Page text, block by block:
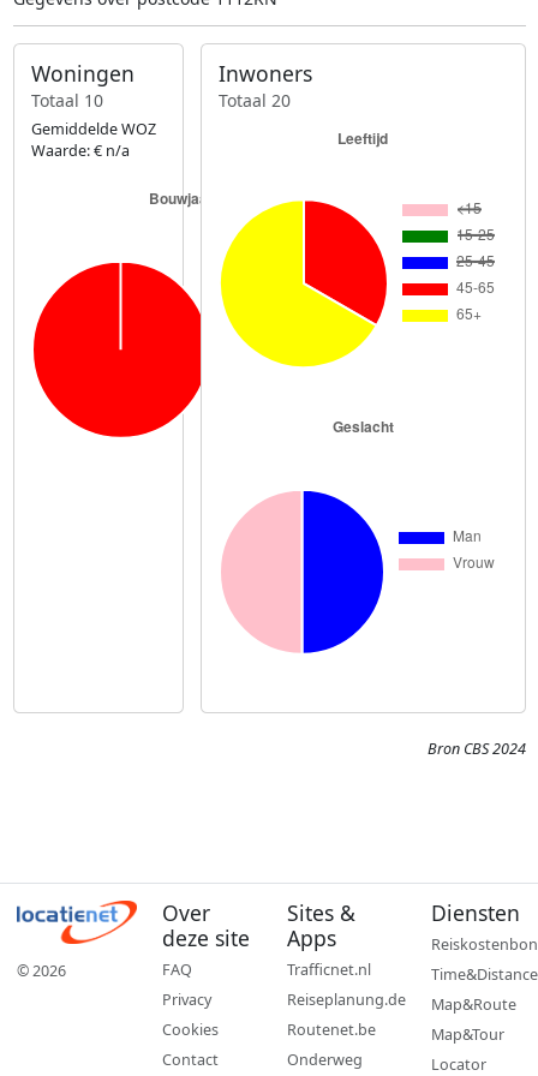
Woningen
Totaal 10
Gemiddelde WOZ
Waarde: € n/a
Inwoners
Totaal 20
Bron CBS 2024
© 2026
Over
deze site
FAQ
Privacy
Cookies
Contact
Sites &
Apps
Trafficnet.nl
Reiseplanung.de
Routenet.be
Onderweg
Diensten
Reiskostenbon
Time&Distance
Map&Route
Map&Tour
Locator